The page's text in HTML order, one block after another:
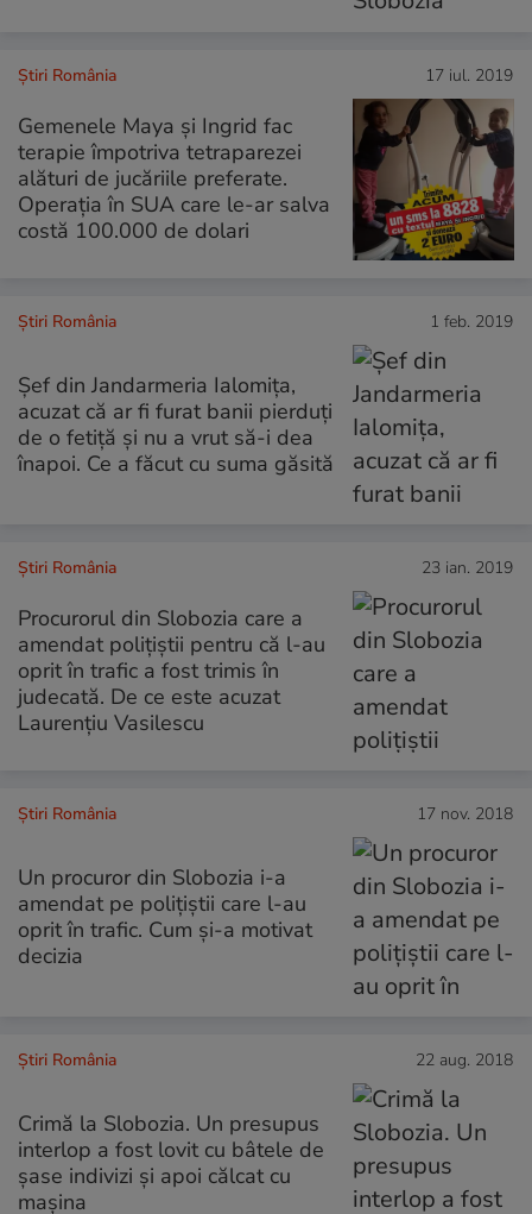
Știri România 17 iul. 2019
Gemenele Maya și Ingrid fac
terapie împotriva tetraparezei
alături de jucăriile preferate.
Operația în SUA care le-ar salva
costă 100.000 de dolari
Știri România 1 feb. 2019
Șef din Jandarmeria Ialomița,
acuzat că ar fi furat banii pierduți
de o fetiță și nu a vrut să-i dea
înapoi. Ce a făcut cu suma găsită
Știri România 23 ian. 2019
Procurorul din Slobozia care a
amendat poliţiştii pentru că l-au
oprit în trafic a fost trimis în
judecată. De ce este acuzat
Laurenţiu Vasilescu
Știri România 17 nov. 2018
Un procuror din Slobozia i-a
amendat pe polițiștii care l-au
oprit în trafic. Cum și-a motivat
decizia
Știri România 22 aug. 2018
Crimă la Slobozia. Un presupus
interlop a fost lovit cu bâtele de
șase indivizi și apoi călcat cu
mașina